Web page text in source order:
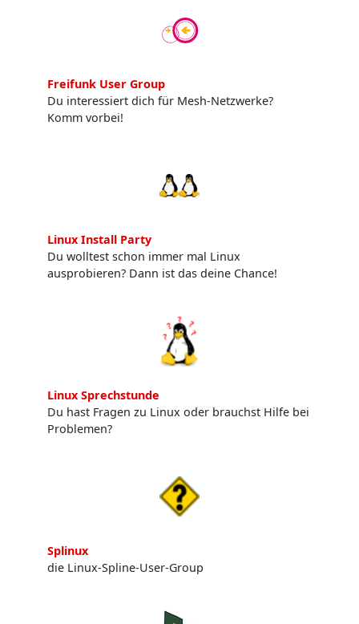
Freifunk User Group
Du interessiert dich für Mesh-Netzwerke?
Komm vorbei!
Linux Install Party
Du wolltest schon immer mal Linux
ausprobieren? Dann ist das deine Chance!
Linux Sprechstunde
Du hast Fragen zu Linux oder brauchst Hilfe bei
Problemen?
Splinux
die Linux-Spline-User-Group